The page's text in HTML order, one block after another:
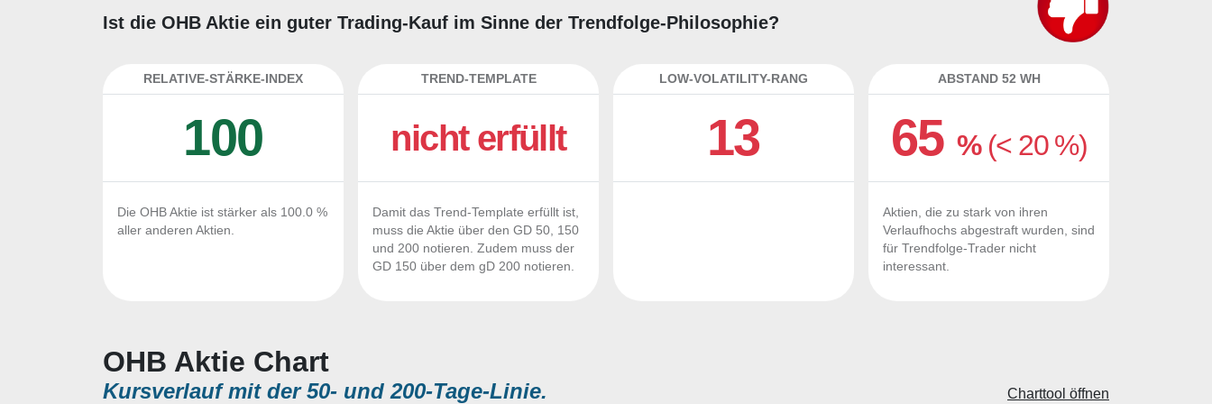
Ist die OHB Aktie ein guter Trading-Kauf im Sinne der Trendfolge-Philosophie?
RELATIVE-STÄRKE-INDEX
100
Die OHB Aktie ist stärker als 100.0 %
aller anderen Aktien.
TREND-TEMPLATE
nicht erfüllt
Damit das Trend-Template erfüllt ist,
muss die Aktie über den GD 50, 150
und 200 notieren. Zudem muss der
GD 150 über dem gD 200 notieren.
LOW-VOLATILITY-RANG
13
ABSTAND 52 WH
65% (< 20 %)
Aktien, die zu stark von ihren
Verlaufhochs abgestraft wurden, sind
für Trendfolge-Trader nicht
interessant.
OHB Aktie Chart
Kursverlauf mit der 50- und 200-Tage-Linie. Charttool öffnen